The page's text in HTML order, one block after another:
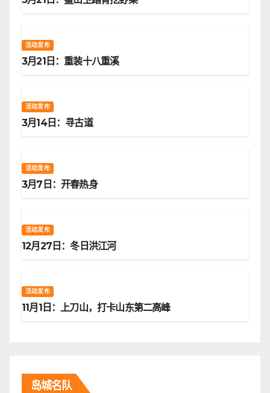
活动发布
3月21日：重装十八重溪
活动发布
3月14日：寻古道
活动发布
3月7日：开春热身
活动发布
12月27日：冬日洪江河
活动发布
11月1日：上刀山，打卡山东第二高峰
岛城名队